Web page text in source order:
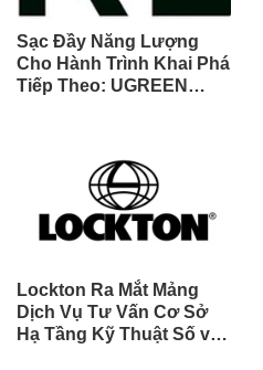
Sạc Đầy Năng Lượng
Cho Hành Trình Khai Phá
Tiếp Theo: UGREEN
Lockton Ra Mắt Mảng
Dịch Vụ Tư Vấn Cơ Sở
Hạ Tầng Kỹ Thuật Số và